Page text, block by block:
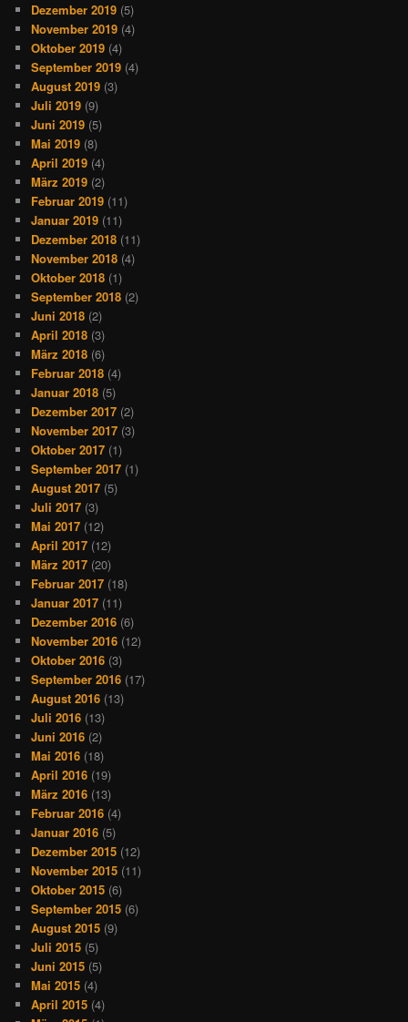
Dezember 2019 (5)
November 2019 (4)
Oktober 2019 (4)
September 2019 (4)
August 2019 (3)
Juli 2019 (9)
Juni 2019 (5)
Mai 2019 (8)
April 2019 (4)
März 2019 (2)
Februar 2019 (11)
Januar 2019 (11)
Dezember 2018 (11)
November 2018 (4)
Oktober 2018 (1)
September 2018 (2)
Juni 2018 (2)
April 2018 (3)
März 2018 (6)
Februar 2018 (4)
Januar 2018 (5)
Dezember 2017 (2)
November 2017 (3)
Oktober 2017 (1)
September 2017 (1)
August 2017 (5)
Juli 2017 (3)
Mai 2017 (12)
April 2017 (12)
März 2017 (20)
Februar 2017 (18)
Januar 2017 (11)
Dezember 2016 (6)
November 2016 (12)
Oktober 2016 (3)
September 2016 (17)
August 2016 (13)
Juli 2016 (13)
Juni 2016 (2)
Mai 2016 (18)
April 2016 (19)
März 2016 (13)
Februar 2016 (4)
Januar 2016 (5)
Dezember 2015 (12)
November 2015 (11)
Oktober 2015 (6)
September 2015 (6)
August 2015 (9)
Juli 2015 (5)
Juni 2015 (5)
Mai 2015 (4)
April 2015 (4)